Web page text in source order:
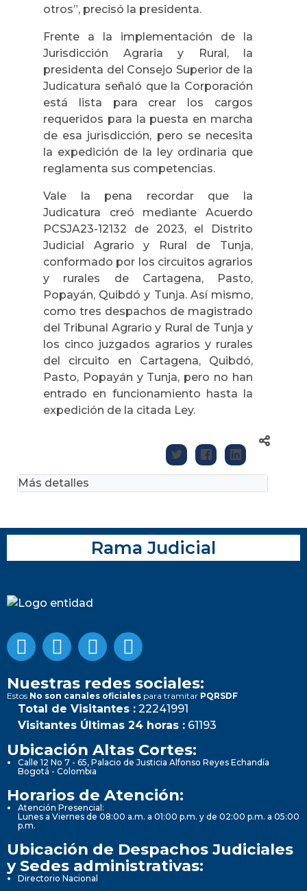
otros”, precisó la presidenta.
Frente a la implementación de la
Jurisdicción Agraria y Rural, la
presidenta del Consejo Superior de la
Judicatura señaló que la Corporación
está lista para crear los cargos
requeridos para la puesta en marcha
de esa jurisdicción, pero se necesita
la expedición de la ley ordinaria que
reglamenta sus competencias.
Vale la pena recordar que la
Judicatura creó mediante Acuerdo
PCSJA23-12132 de 2023, el Distrito
Judicial Agrario y Rural de Tunja,
conformado por los circuitos agrarios
y rurales de Cartagena, Pasto,
Popayán, Quibdó y Tunja. Así mismo,
como tres despachos de magistrado
del Tribunal Agrario y Rural de Tunja y
los cinco juzgados agrarios y rurales
del circuito en Cartagena, Quibdó,
Pasto, Popayán y Tunja, pero no han
entrado en funcionamiento hasta la
expedición de la citada Ley.
Más detalles
Rama Judicial
Nuestras redes sociales:
Estos No son canales oficiales para tramitar PQRSDF
Total de Visitantes : 22241991
Visitantes Últimas 24 horas : 61193
Ubicación Altas Cortes:
Calle 12 No 7 - 65, Palacio de Justicia Alfonso Reyes Echandía
Bogotá - Colombia
Horarios de Atención:
Atención Presencial:
Lunes a Viernes de 08:00 a.m. a 01:00 p.m. y de 02:00 p.m. a 05:00
p.m.
Ubicación de Despachos Judiciales
y Sedes administrativas:
Directorio Nacional